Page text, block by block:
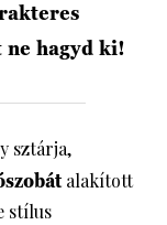
ne hagyd ki!
sztárja,
alakított
stílus